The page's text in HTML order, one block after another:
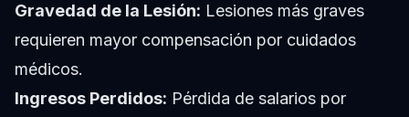
Gravedad de la Lesión: Lesiones más graves
requieren mayor compensación por cuidados
médicos.
Ingresos Perdidos: Pérdida de salarios por